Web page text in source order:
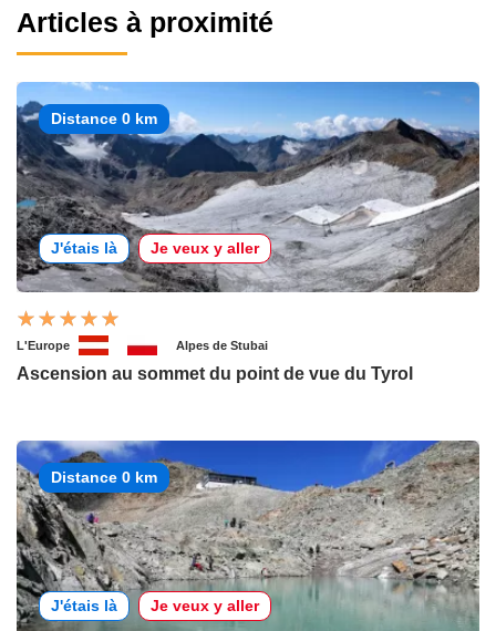
Articles à proximité
Distance 0 km
J'étais là Je veux y aller
L'Europe Alpes de Stubai
Ascension au sommet du point de vue du Tyrol
Distance 0 km
J'étais là Je veux y aller